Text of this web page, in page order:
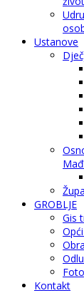
Ustanove
GROBLJE
Gis
Kontakt